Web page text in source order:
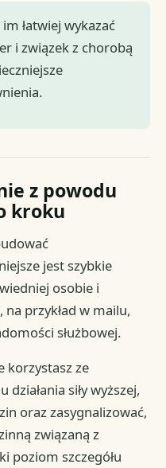
łatwiej wykazać
i związek z chorobą
z powodu
kroku
jest szybkie
osobie i
na przykład w mailu,
służbowej.
korzystasz ze
siły wyższej,
oraz zasygnalizować,
związaną z
poziom szczegółu